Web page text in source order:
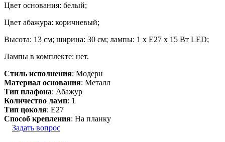
Цвет основания: белый;
Цвет абажура: коричневый;
Высота: 13 см; ширина: 30 см; лампы: 1 х Е27 х 15 Вт LED;
Лампы в комплекте: нет.
Стиль исполнения: Модерн
Материал основания: Металл
Тип плафона: Абажур
Количество ламп: 1
Тип цоколя: E27
Способ крепления: На планку
Задать вопрос